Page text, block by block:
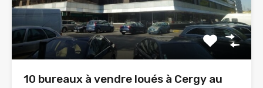
10 bureaux à vendre loués à Cergy au